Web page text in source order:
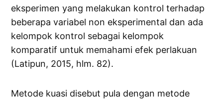
eksperimen yang melakukan kontrol terhadap
beberapa variabel non eksperimental dan ada
kelompok kontrol sebagai kelompok
komparatif untuk memahami efek perlakuan
(Latipun, 2015, hlm. 82).
Metode kuasi disebut pula dengan metode